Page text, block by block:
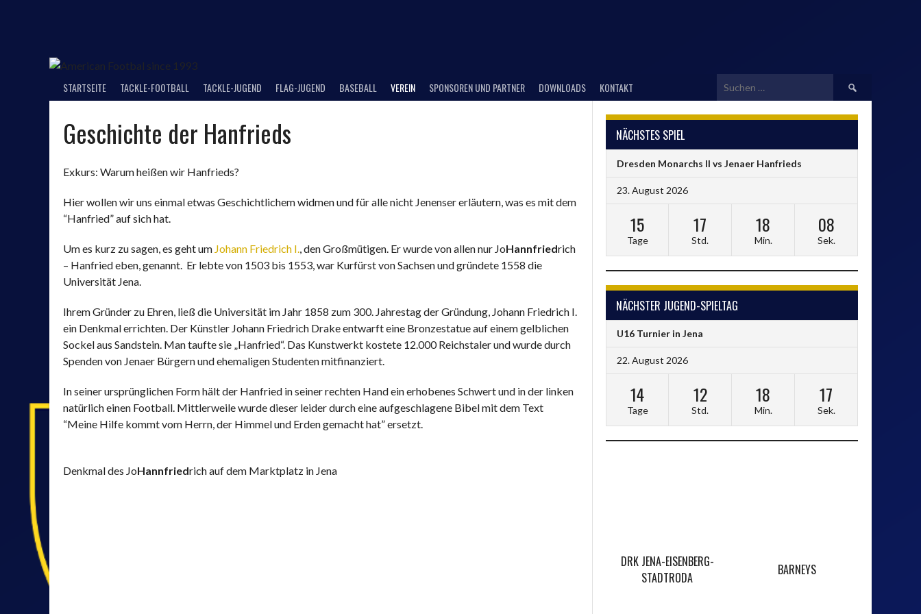
STARTSEITE TACKLE-FOOTBALL TACKLE-JUGEND FLAG-JUGEND BASEBALL VEREIN SPONSOREN UND PARTNER DOWNLOADS KONTAKT
Suchen
nach:
Geschichte der Hanfrieds
Exkurs: Warum heißen wir Hanfrieds?
Hier wollen wir uns einmal etwas Geschichtlichem widmen und für alle nicht Jenenser erläutern, was es mit dem
“Hanfried” auf sich hat.
Um es kurz zu sagen, es geht um Johann Friedrich I., den Großmütigen. Er wurde von allen nur JoHannfriedrich
– Hanfried eben, genannt. Er lebte von 1503 bis 1553, war Kurfürst von Sachsen und gründete 1558 die
Universität Jena.
Ihrem Gründer zu Ehren, ließ die Universität im Jahr 1858 zum 300. Jahrestag der Gründung, Johann Friedrich I.
ein Denkmal errichten. Der Künstler Johann Friedrich Drake entwarft eine Bronzestatue auf einem gelblichen
Sockel aus Sandstein. Man taufte sie „Hanfried“. Das Kunstwerkt kostete 12.000 Reichstaler und wurde durch
Spenden von Jenaer Bürgern und ehemaligen Studenten mitfinanziert.
In seiner ursprünglichen Form hält der Hanfried in seiner rechten Hand ein erhobenes Schwert und in der linken
natürlich einen Football. Mittlerweile wurde dieser leider durch eine aufgeschlagene Bibel mit dem Text
“Meine Hilfe kommt vom Herrn, der Himmel und Erden gemacht hat” ersetzt.
Denkmal des JoHannfriedrich auf dem Marktplatz in Jena
NÄCHSTES SPIEL
Dresden Monarchs II vs Jenaer Hanfrieds
23. August 2026
15
Tage
17
Std.
18
Min.
08
Sek.
NÄCHSTER JUGEND-SPIELTAG
U16 Turnier in Jena
22. August 2026
14
Tage
12
Std.
18
Min.
17
Sek.
DRK JENA-EISENBERG-
STADTRODA
BARNEYS